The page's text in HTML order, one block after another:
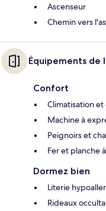
Ascenseur
Chemin vers
Équipements de
Confort
Climatisation
Machine à
Peignoirs et
Fer et planche
Dormez bien
Literie
Rideaux